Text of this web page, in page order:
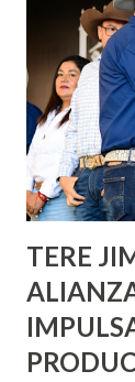
metros
Nieto, entre
lo que se
llevará este
Asunción,
los edificios
Norias de
TERE